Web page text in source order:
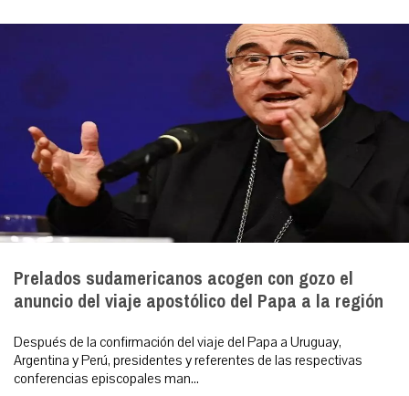
Prelados sudamericanos acogen con gozo el
anuncio del viaje apostólico del Papa a la región
Después de la confirmación del viaje del Papa a Uruguay,
Argentina y Perú, presidentes y referentes de las respectivas
conferencias episcopales man...